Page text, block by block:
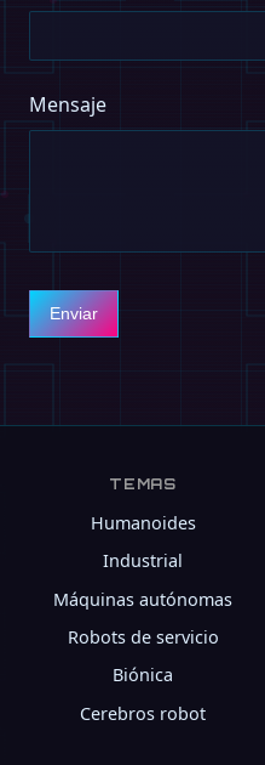
Mensaje
Enviar
TEMAS
Humanoides
Industrial
Máquinas autónomas
Robots de servicio
Biónica
Cerebros robot